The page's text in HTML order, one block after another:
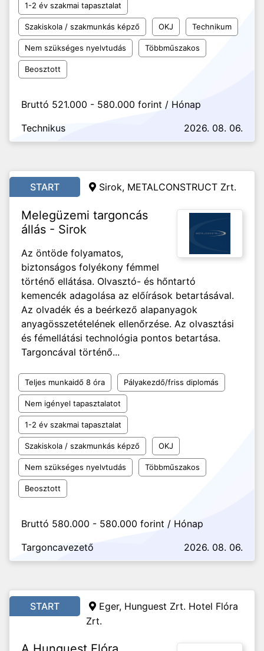
1-2 év szakmai tapasztalat
Szakiskola / szakmunkás képző OKJ Technikum
Nem szükséges nyelvtudás Többműszakos
Beosztott
Bruttó 521.000 - 580.000 forint / Hónap
Technikus
2026. 08. 06.
START Sirok, METALCONSTRUCT Zrt.
Melegüzemi targoncás
állás - Sirok
Az öntöde folyamatos,
biztonságos folyékony fémmel
történő ellátása. Olvasztó- és hőntartó
kemencék adagolása az előírások betartásával.
Az olvadék és a beérkező alapanyagok
anyagösszetételének ellenőrzése. Az olvasztási
és fémellátási technológia pontos betartása.
Targoncával történő...
Teljes munkaidő 8 óra Pályakezdő/friss diplomás
Nem igényel tapasztalatot
1-2 év szakmai tapasztalat
Szakiskola / szakmunkás képző OKJ
Nem szükséges nyelvtudás Többműszakos
Beosztott
Bruttó 580.000 - 580.000 forint / Hónap
Targoncavezető
2026. 08. 06.
START
Eger, Hunguest Zrt. Hotel Flóra
Zrt.